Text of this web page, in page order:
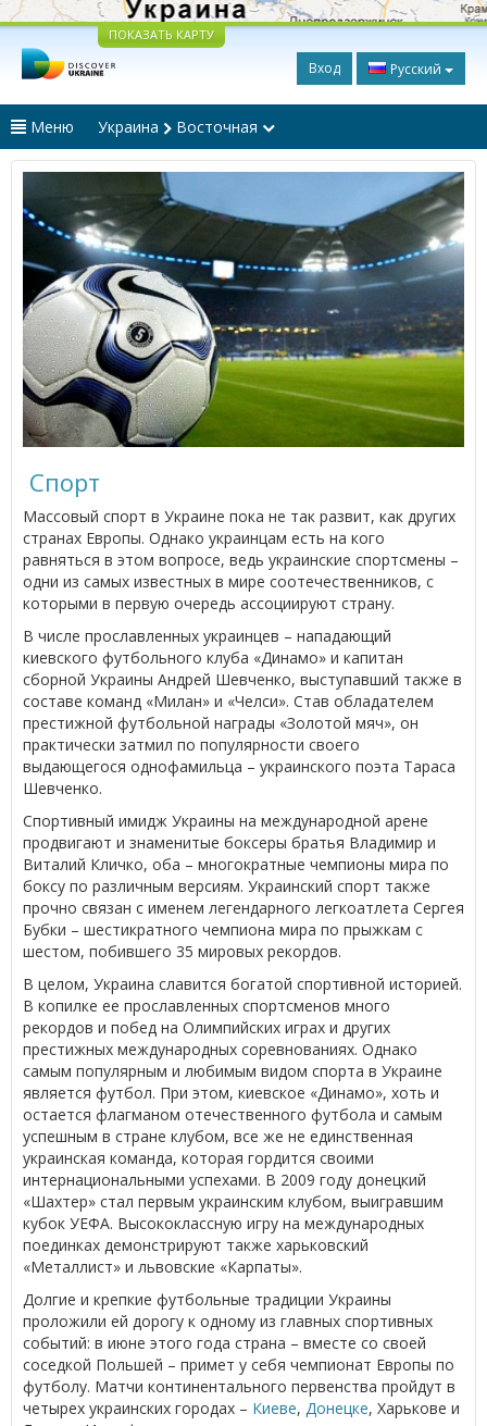
ПОКАЗАТЬ КАРТУ
Вход Русский
Меню Украина Восточная
Спорт
Массовый спорт в Украине пока не так развит, как других
странах Европы. Однако украинцам есть на кого
равняться в этом вопросе, ведь украинские спортсмены –
одни из самых известных в мире соотечественников, с
которыми в первую очередь ассоциируют страну.
В числе прославленных украинцев – нападающий
киевского футбольного клуба «Динамо» и капитан
сборной Украины Андрей Шевченко, выступавший также в
составе команд «Милан» и «Челси». Став обладателем
престижной футбольной награды «Золотой мяч», он
практически затмил по популярности своего
выдающегося однофамильца – украинского поэта Тараса
Шевченко.
Спортивный имидж Украины на международной арене
продвигают и знаменитые боксеры братья Владимир и
Виталий Кличко, оба – многократные чемпионы мира по
боксу по различным версиям. Украинский спорт также
прочно связан с именем легендарного легкоатлета Сергея
Бубки – шестикратного чемпиона мира по прыжкам с
шестом, побившего 35 мировых рекордов.
В целом, Украина славится богатой спортивной историей.
В копилке ее прославленных спортсменов много
рекордов и побед на Олимпийских играх и других
престижных международных соревнованиях. Однако
самым популярным и любимым видом спорта в Украине
является футбол. При этом, киевское «Динамо», хоть и
остается флагманом отечественного футбола и самым
успешным в стране клубом, все же не единственная
украинская команда, которая гордится своими
интернациональными успехами. В 2009 году донецкий
«Шахтер» стал первым украинским клубом, выигравшим
кубок УЕФА. Высококлассную игру на международных
поединках демонстрируют также харьковский
«Металлист» и львовские «Карпаты».
Долгие и крепкие футбольные традиции Украины
проложили ей дорогу к одному из главных спортивных
событий: в июне этого года страна – вместе со своей
соседкой Польшей – примет у себя чемпионат Европы по
футболу. Матчи континентального первенства пройдут в
четырех украинских городах – Киеве, Донецке, Харькове и